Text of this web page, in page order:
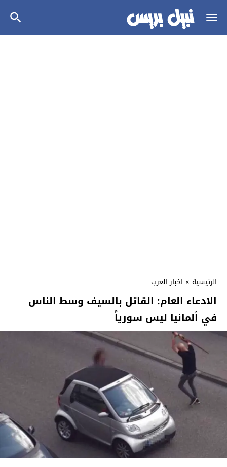
الرئيسية » اخبار العرب
الادعاء العام: القاتل بالسيف وسط الناس
في ألمانيا ليس سورياً